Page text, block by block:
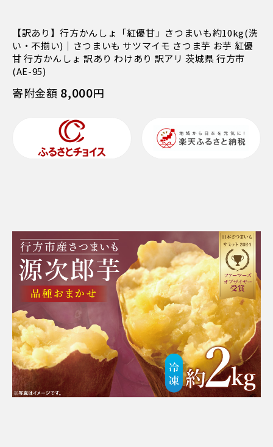
【訳あり】行方かんしょ「紅優甘」さつまいも約10kg(洗
い・不揃い)｜さつまいも サツマイモ さつま芋 お芋 紅優
甘 行方かんしょ 訳あり わけあり 訳アリ 茨城県 行方市
(AE-95)
寄附金額 8,000円